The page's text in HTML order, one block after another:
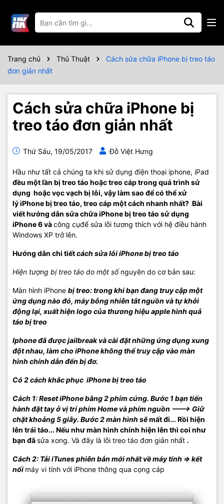
Trang chủ Thủ Thuật
Cách sửa chữa iPhone bị treo táo
đơn giản nhất
Cách sửa chữa iPhone bị
treo táo đơn giản nhất
Thứ Sáu, 19/05/2017 Đỗ Việt Hưng
Hầu như tất cả chúng ta khi sử dụng điện thoại iphone, iPad
đều một lần bị treo táo hoặc treo cáp trong quá trình sử
dụng hoặc vọc vạch bị lỗi, vậy làm sao để có thể xử
lý iPhone bị treo táo, treo cáp một cách nhanh nhất? Bài
viết hướng dẫn sửa chữa iPhonebị treo táo sử dụng
iPhone 6 vàcông cụđể sửa lỗi tương thích với hệ điều hành
Windows XP trở lên.
Hướng dẫn chi tiếtcách sửa lỗi iPhone bị treo táo
Hiện tượng bị treo táo do một sốnguyên do cơ bản sau:
Màn hình iPhone bị treo: trong khi bạn đang truy cập một
ứng dụngnào đó, máy bỗng nhiên tắt nguồn và tự khởi
động lại, xuất hiện logo củathương hiệu apple hình quả
táo bị treo
Iphone đã được jailbreak và cài đặt những ứng dụngxung
đột nhau, làm cho iPhone không thể truy cập vào màn
hình chính dẫn đến bịđơ.
Có 2 cách khắc phục iPhonebị treo táo
Cách 1: Reset iPhone bằng 2 phím cứng. Bước 1 bạn tiến
hành đặt tay ở vị trí phím Home và phím nguồn ---> Giữ
chặt khoảng 5 giây. Bước 2 màn hình sẽmất đi... Rồi hiện
lên trái táo... Nếu như màn hình chính hiện lên thì coi như
bạn đãsửa xong. Và đây là lỗi treo táo đơn giản nhất .
Cách 2: Tải iTunes phiên bản mới nhất về máy tính => kết
nối máy vi tính với iPhone thông qua cọng cáp